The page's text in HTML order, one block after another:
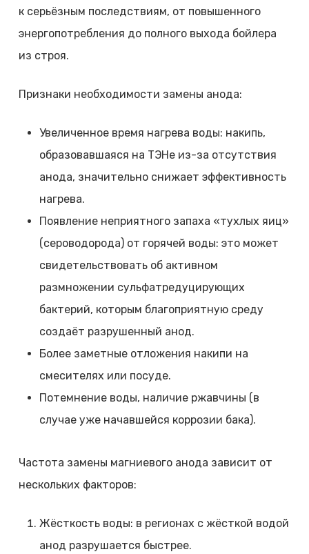
к серьёзным последствиям, от повышенного
энергопотребления до полного выхода бойлера
из строя.
Признаки необходимости замены анода:
Увеличенное время нагрева воды: накипь,
образовавшаяся на ТЭНе из-за отсутствия
анода, значительно снижает эффективность
нагрева.
Появление неприятного запаха «тухлых яиц»
(сероводорода) от горячей воды: это может
свидетельствовать об активном
размножении сульфатредуцирующих
бактерий, которым благоприятную среду
создаёт разрушенный анод.
Более заметные отложения накипи на
смесителях или посуде.
Потемнение воды, наличие ржавчины (в
случае уже начавшейся коррозии бака).
Частота замены магниевого анода зависит от
нескольких факторов:
Жёсткость воды: в регионах с жёсткой водой
анод разрушается быстрее.